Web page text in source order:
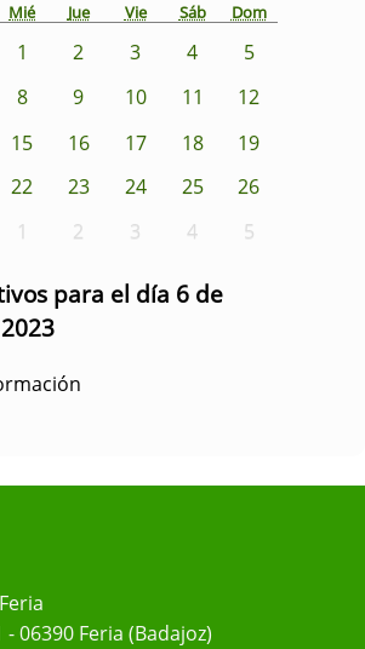
Mié Jue Vie Sáb Dom
1 2 3 4
5
8 9 10 11
12
15 16 17 18
19
22 23 24 25
26
1 2 3 4 5
para el día 6 de
- 06390 Feria (Badajoz)